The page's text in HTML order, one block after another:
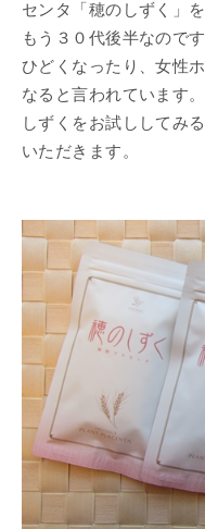
センタ「穂のしずく」
もう３０代後半なので
ひどくなったり、女性
なると言われています
しずくをお試ししてみ
いただきます。